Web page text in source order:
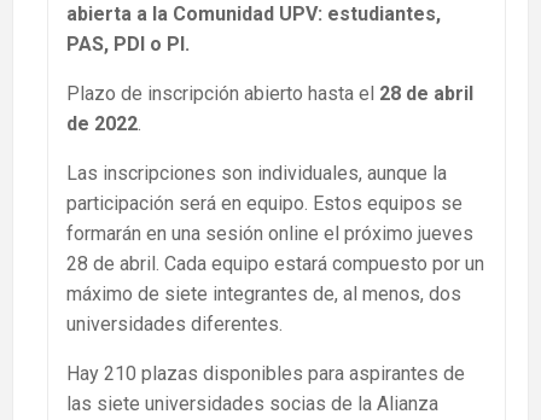
abierta a la Comunidad UPV: estudiantes,
PAS, PDI o PI.
Plazo de inscripción abierto hasta el 28 de abril
de 2022.
Las inscripciones son individuales, aunque la
participación será en equipo. Estos equipos se
formarán en una sesión online el próximo jueves
28 de abril. Cada equipo estará compuesto por un
máximo de siete integrantes de, al menos, dos
universidades diferentes.
Hay 210 plazas disponibles para aspirantes de
las siete universidades socias de la Alianza